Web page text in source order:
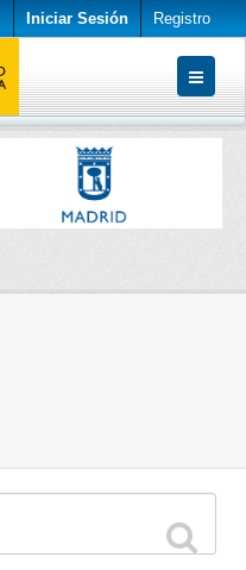
Iniciar Sesión Registro